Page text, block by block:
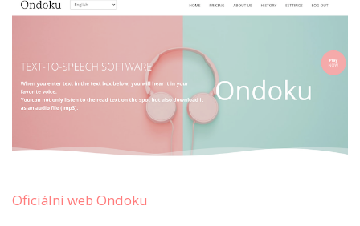
Oficiální web Ondoku